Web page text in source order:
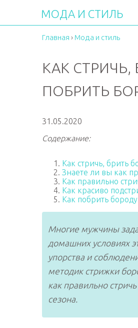
МОДА И СТИЛЬ
Главная › Мода и стиль
КАК СТРИЧЬ,
ПОБРИТЬ
31.05.2020
Содержание:
Как стричь, брить
Знаете ли вы как
Как правильно
Как красиво
Как побрить
Многие мужчины
домашних условиях
упорства и
методик стрижки
как правильно
сезона.